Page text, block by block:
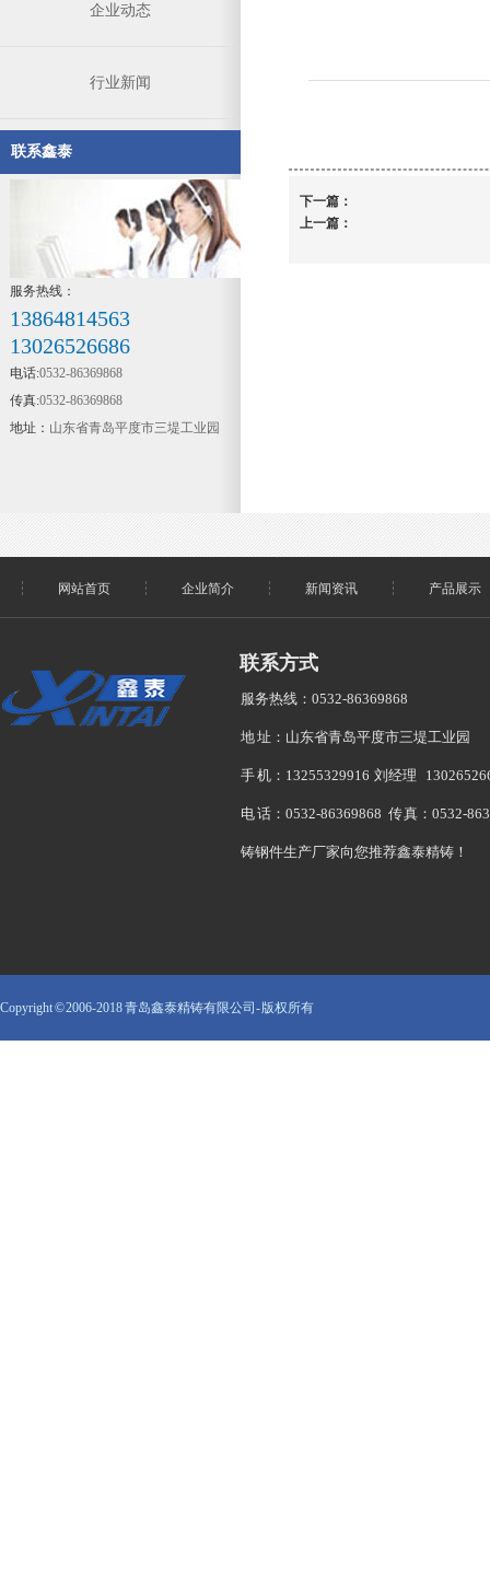
企业动态
行业新闻
联系鑫泰
服务热线：
13864814563
13026526686
电话:0532-86369868
传真:0532-86369868
地址： 山东省青岛平度市三堤工业园
下一篇：
上一篇：
网站首页 企业简介 新闻资讯 产品展示
联系方式
服务热线：0532-86369868
地 址：山东省青岛平度市三堤工业园
手 机：13255329916 刘经理
电 话：0532-86369868 传 真：0532-
铸钢件生产厂家向您推荐鑫泰精铸！
Copyright © 2006-2018 青岛鑫泰精铸有限公司- 版权所有